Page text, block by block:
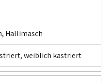
Hallimasch
weiblich kastriert